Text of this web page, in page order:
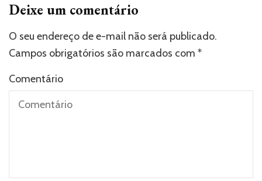
Deixe um comentário
O seu endereço de e-mail não será publicado.
Campos obrigatórios são marcados com *
Comentário